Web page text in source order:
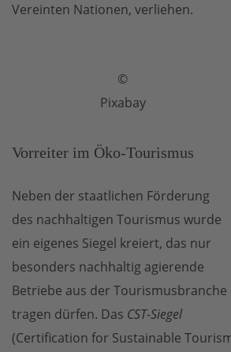
Vereinten Nationen, verliehen.
©
Pixabay
Vorreiter im Öko-Tourismus
Neben der staatlichen Förderung
des nachhaltigen Tourismus wurde
ein eigenes Siegel kreiert, das nur
besonders nachhaltig agierende
Betriebe aus der Tourismusbranche
tragen dürfen. Das CST-Siegel
(Certification for Sustainable